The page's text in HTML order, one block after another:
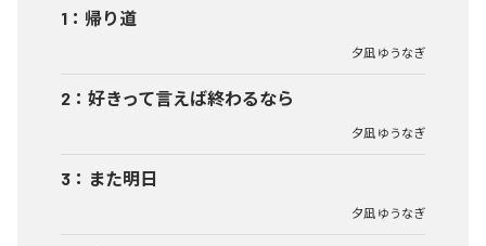
1 ： 帰り道
夕凪 ゆうなぎ
2 ： 好きって言えば終わるなら
夕凪 ゆうなぎ
3 ： また明日
夕凪 ゆうなぎ